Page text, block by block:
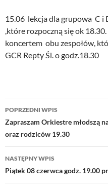
15.06 lekcja dla grupowa C i
,które rozpoczną się ok
koncertem obu zespołów,
GCR Repty Śl. o godz.18.30
Nawigacja
wpisu
POPRZEDNI WPIS
Zapraszam Orkiestre młodszą
oraz rodziców 19.30
NASTĘPNY WPIS
Piątek 08 czerwca godz. 19.00